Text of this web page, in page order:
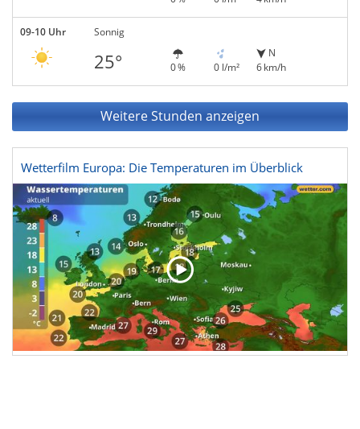
09-10 Uhr Sonnig
25° 0 % 0 l/m²
N
6 km/h
Weitere Stunden anzeigen
Wetterfilm Europa: Die Temperaturen im Überblick